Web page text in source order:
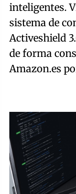
inteligentes.
sistema de
Activeshield
de forma
Amazon.es